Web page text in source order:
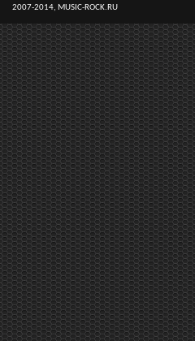
2007-2014, MUSIC-ROCK.RU